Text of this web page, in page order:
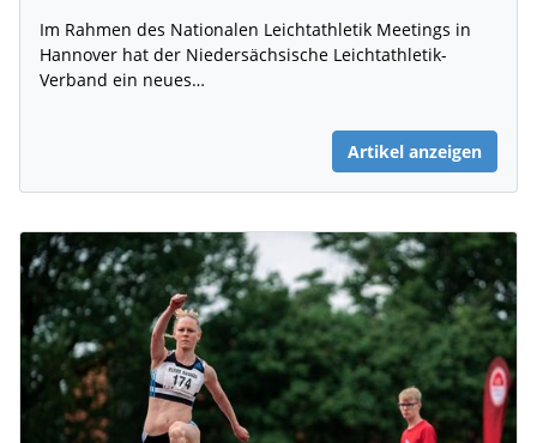
Im Rahmen des Nationalen Leichtathletik Meetings in
Hannover hat der Niedersächsische Leichtathletik-
Verband ein neues…
Artikel anzeigen